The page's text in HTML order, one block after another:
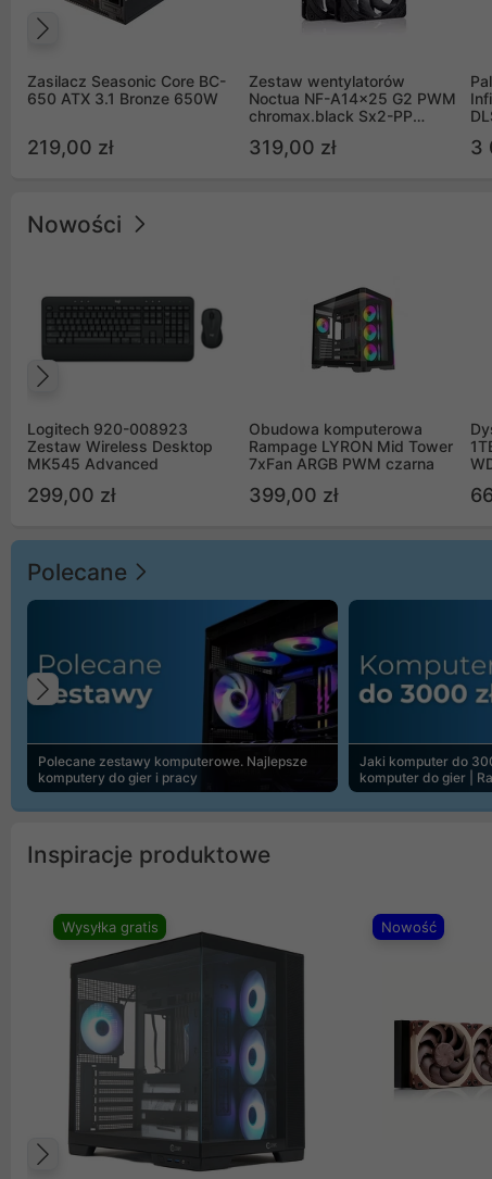
Zasilacz Seasonic Core BC-
650 ATX 3.1 Bronze 650W
219,00 zł
Zestaw wentylatorów
Noctua NF-A14x25 G2 PWM
chromax.black Sx2-PP
(2szt)
319,00 zł 3
Nowości
Logitech 920-008923
Zestaw Wireless Desktop
MK545 Advanced
299,00 zł
Obudowa komputerowa
Rampage LYRON Mid Tower
7xFan ARGB PWM czarna
399,00 zł
Polecane
Polecane zestawy komputerowe. Najlepsze
komputery do gier i pracy
Jaki komputer do
komputer do gier |
Poprzedni
Inspiracje produktowe
Wysyłka gratis Nowość